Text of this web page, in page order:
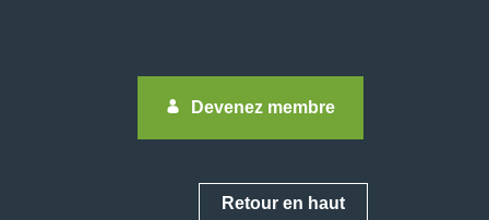
Devenez membre
Retour en haut